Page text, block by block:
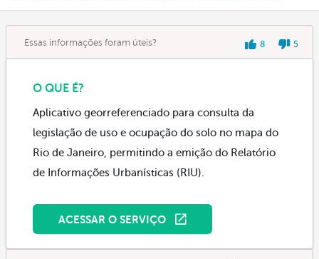
Essas informações foram úteis? 8 5
O QUE É?
Aplicativo georreferenciado para consulta da
legislação de uso e ocupação do solo no mapa do
Rio de Janeiro, permitindo a emição do Relatório
de Informações Urbanísticas (RIU).
ACESSAR O SERVIÇO